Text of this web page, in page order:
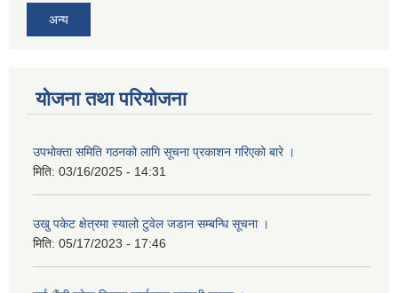
अन्य
योजना तथा परियोजना
उपभोक्ता समिति गठनको लागि सूचना प्रकाशन गरिएको बारे ।
मिति: 03/16/2025 - 14:31
उखु पकेट क्षेत्रमा स्यालो टुवेल जडान सम्बन्धि सूचना ।
मिति: 05/17/2023 - 17:46